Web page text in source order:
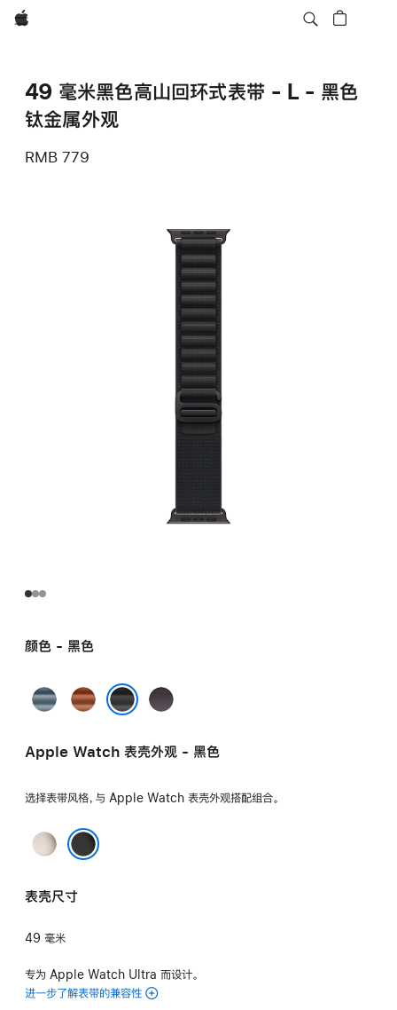
Apple
49 毫米黑色高山回环式表带 - L - 黑色
钛金属外观
RMB 779
颜色 - 黑色
浅
赤
靛
色
Apple Watch 表壳外观 - 黑色
选择表带风格，与 Apple Watch 表壳外观搭配组合。
原
表壳尺寸
49 毫米
专为 Apple Watch Ultra 而设计。
进一步了解表带的兼容性